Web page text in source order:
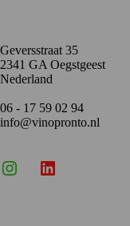
Geversstraat 35
2341 GA Oegstgeest
Nederland
06 - 17 59 02 94
info@vinopronto.nl
InstagramLinkedIn